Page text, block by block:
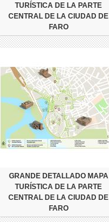
TURÍSTICA DE LA PARTE
CENTRAL DE LA CIUDAD DE
FARO
GRANDE DETALLADO MAPA
TURÍSTICA DE LA PARTE
CENTRAL DE LA CIUDAD DE
FARO